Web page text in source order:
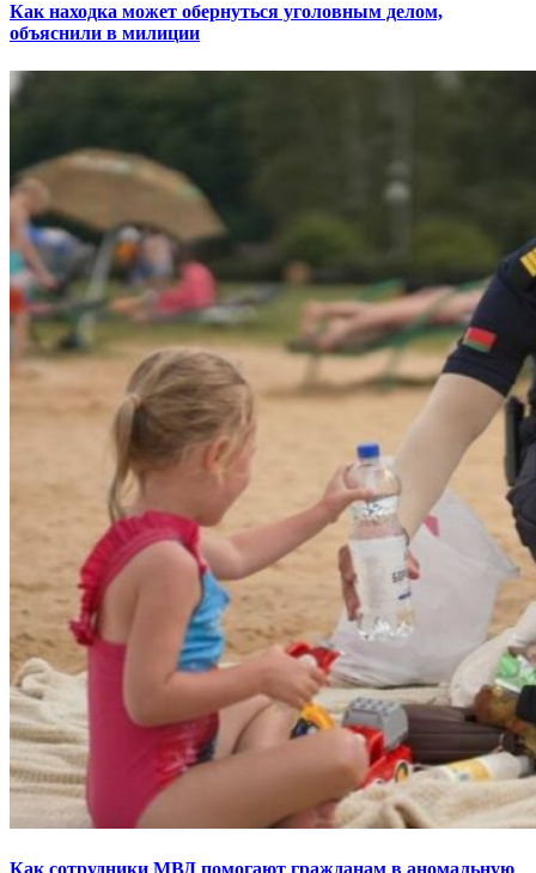
Как находка может обернуться уголовным делом,
объяснили в милиции
Как сотрудники МВД помогают гражданам в аномальную